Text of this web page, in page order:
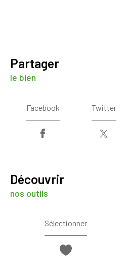
partager
le bien
Facebook Twitter
découvrir
nos outils
Sélectionner